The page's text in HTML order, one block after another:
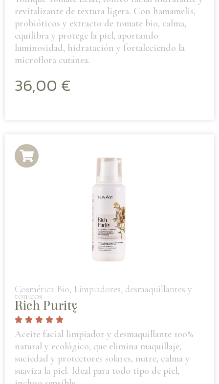
revitalizante de textura ligera. Con hamamelis,
probióticos y extracto de tomate bio, calma,
equilibra y protege la piel, aportando
luminosidad, hidratación y fortaleciendo la
microflora cutánea.
36,00 €
Cosmética Bio, Limpiadores, desmaquillantes y
tónicos
Rich Purity
Aceite facial limpiador y desmaquillante 100%
natural y ecológico, que elimina maquillaje,
suciedad y protectores solares, nutre, calma y
suaviza la piel. Ideal para todo tipo de piel,